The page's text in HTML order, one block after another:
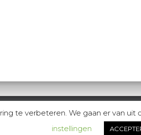
CONTACT
te verbeteren. We gaan er van
instellingen